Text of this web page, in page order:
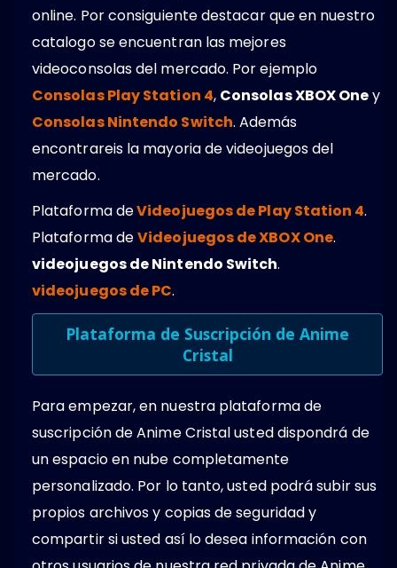
online. Por consiguiente destacar que en nuestro
catalogo se encuentran las mejores
videoconsolas del mercado. Por ejemplo
Consolas Play Station 4, Consolas XBOX Oney
Consolas Nintendo Switch. Además
encontrareis la mayoria de videojuegos del
mercado.
Plataforma deVideojuegos de Play Station 4.
Plataforma deVideojuegos de XBOX One.
videojuegos de Nintendo Switch.
videojuegos de PC.
Plataforma de Suscripción de Anime
Cristal
Para empezar, en nuestra plataforma de
suscripción de Anime Cristal usted dispondrá de
un espacio en nube completamente
personalizado. Por lo tanto, usted podrá subir sus
propios archivos y copias de seguridad y
compartir si usted así lo desea información con